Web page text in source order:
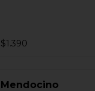
$1.390
Mendocino